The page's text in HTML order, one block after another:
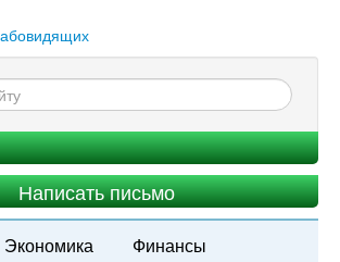
Написать письмо
Экономика
Финансы